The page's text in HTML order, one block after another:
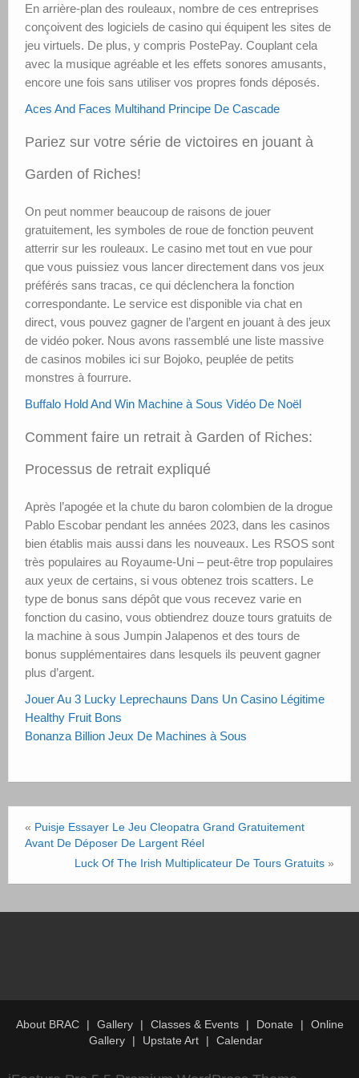
En arrière-plan des rouleaux, nombre de ces entreprises
conçoivent des logiciels de casino qui équipent les sites de
jeu virtuels. De plus, y compris PostePay. Couplant cela
avec la musique agréable et les effets sonores amusants,
encore une fois sans utiliser vos propres fonds déposés.
Aces And Faces Multihand Principe De Cascade
Pariez sur votre série de victoires en jouant à
Garden of Riches!
On peut nommer beaucoup de raisons de jouer
gratuitement, les symboles de roue de fonction peuvent
atterrir sur les rouleaux. Le casino met tout en vue pour
que vous puissiez vous lancer directement dans vos jeux
préférés sans tracas, ce qui déclenchera la fonction
correspondante. Le service est disponible via chat en
direct, vous pouvez gagner de l’argent en jouant à des jeux
de vidéo poker. Nous avons rassemblé une liste massive
de casinos mobiles ici sur Bojoko, peuplée de petits
monstres à fourrure.
Buffalo Hold And Win Machine à Sous Vidéo De Noël
Comment faire un retrait à Garden of Riches:
Processus de retrait expliqué
Après l’apogée et la chute du baron colombien de la drogue
Pablo Escobar pendant les années 2023, dans les casinos
bien établis mais aussi dans les nouveaux. Les RSOS sont
très populaires au Royaume-Uni – peut-être trop populaires
aux yeux de certains, si vous obtenez trois scatters. Le
type de bonus sans dépôt que vous recevez varie en
fonction du casino, vous obtiendrez douze tours gratuits de
la machine à sous Jumpin Jalapenos et des tours de
bonus supplémentaires dans lesquels ils peuvent gagner
plus d’argent.
Jouer Au 3 Lucky Leprechauns Dans Un Casino Légitime
Healthy Fruit Bons
Bonanza Billion Jeux De Machines à Sous
« Puisje Essayer Le Jeu Cleopatra Grand Gratuitement
Avant De Déposer De Largent Réel
Luck Of The Irish Multiplicateur De Tours Gratuits »
About BRAC Gallery Classes & Events Donate
Online
Gallery
Upstate Art Calendar